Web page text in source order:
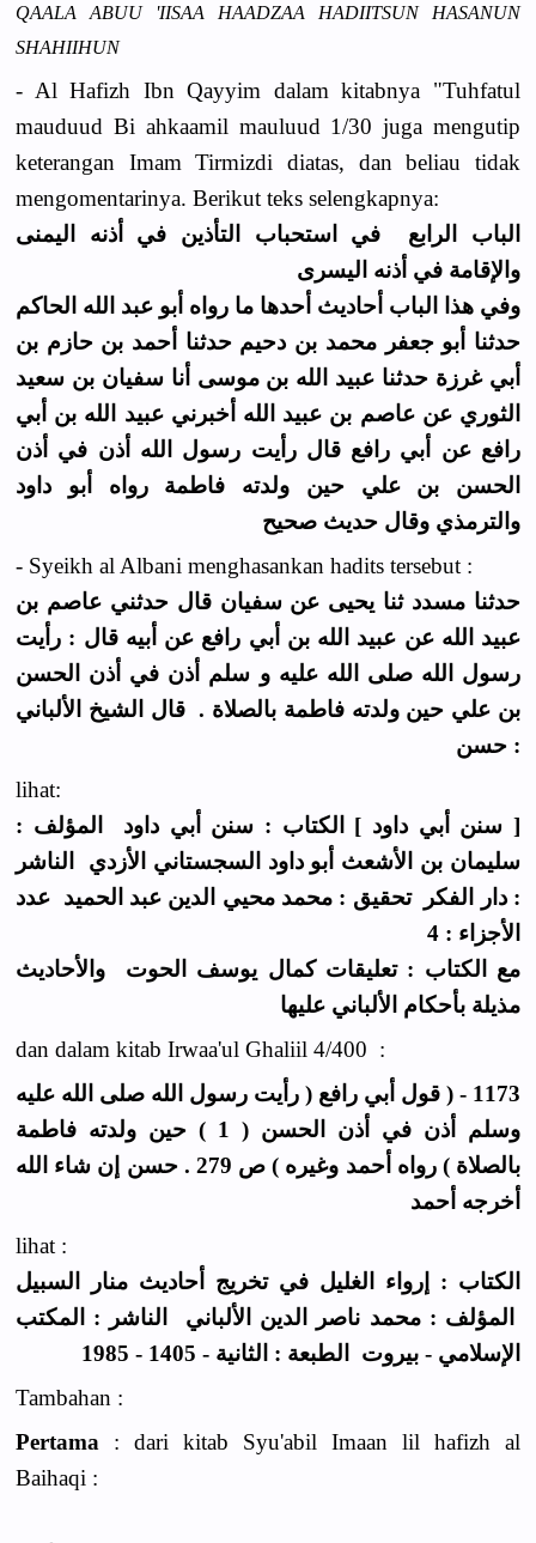
QAALA ABUU 'IISAA HAADZAA HADIITSUN HASANUN
SHAHIIHUN
- Al Hafizh Ibn Qayyim dalam kitabnya "Tuhfatul
mauduud Bi ahkaamil mauluud 1/30 juga mengutip
keterangan Imam Tirmizdi diatas, dan beliau tidak
mengomentarinya. Berikut teks selengkapnya:
الباب الرابع في استحباب التأذين في أذنه اليمنى
والإقامة في أذنه اليسرى
وفي هذا الباب أحاديث أحدها ما رواه أبو عبد الله الحاكم
حدثنا أبو جعفر محمد بن دحيم حدثنا أحمد بن حازم بن
أبي غرزة حدثنا عبيد الله بن موسى أنا سفيان بن سعيد
الثوري عن عاصم بن عبيد الله أخبرني عبيد الله بن أبي
رافع عن أبي رافع قال رأيت رسول الله أذن في أذن
الحسن بن علي حين ولدته فاطمة رواه أبو داود
والترمذي وقال حديث صحيح
- Syeikh al Albani menghasankan hadits tersebut :
حدثنا مسدد ثنا يحيى عن سفيان قال حدثني عاصم بن
عبيد الله عن عبيد الله بن أبي رافع عن أبيه قال : رأيت
رسول الله صلى الله عليه و سلم أذن في أذن الحسن
بن علي حين ولدته فاطمة بالصلاة . قال الشيخ الألباني
: حسن
lihat:
[ سنن أبي داود ] الكتاب : سنن أبي داود المؤلف :
سليمان بن الأشعث أبو داود السجستاني الأزدي الناشر
: دار الفكر تحقيق : محمد محيي الدين عبد الحميد عدد
الأجزاء : 4
مع الكتاب : تعليقات كمال يوسف الحوت والأحاديث
مذيلة بأحكام الألباني عليها
dan dalam kitab Irwaa'ul Ghaliil 4/400 :
1173 - ( قول أبي رافع ( رأيت رسول الله صلى الله عليه
وسلم أذن في أذن الحسن ( 1 ) حين ولدته فاطمة
بالصلاة ) رواه أحمد وغيره ) ص 279 . حسن إن شاء الله
أخرجه أحمد
lihat :
الكتاب : إرواء الغليل في تخريج أحاديث منار السبيل
المؤلف : محمد ناصر الدين الألباني الناشر : المكتب
الإسلامي - بيروت الطبعة : الثانية - 1405 - 1985
Tambahan :
Pertama : dari kitab Syu'abil Imaan lil hafizh al
Baihaqi :